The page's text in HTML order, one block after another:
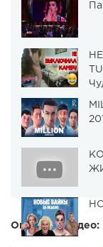
Описание видео: